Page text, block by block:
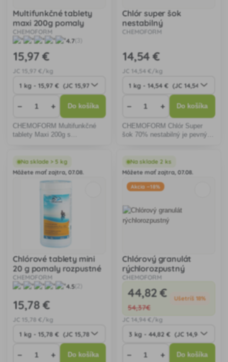
Multifunkčné tablety
maxi 200g pomaly
rozpustné
CHEMOFORM
4.7
15,97 €
15 ,97 €/kg
− + Do košíka
CHEMOFORM Multifunkčné
tablety Maxi 200g s
bazénovej vody.
Chlór super šok
nestabilný
CHEMOFORM
14,54 €
14 ,54 €/kg
− + Do košíka
CHEMOFORM Chlór Super
šok 70% nestabilný je pevný
Na sklade > 5 kg
Môžete mať zajtra, 07.08.
Chlórové tablety mini
20 g pomaly rozpustné
CHEMOFORM
4.5
15,78 €
15 ,78 €/kg
− + Do košíka
Na sklade 2 ks
Môžete mať zajtra, 07.08.
Akcia −18%
Chlórový granulát
rýchlorozpustný
CHEMOFORM
44,82 €
54,37€
Ušetríš 18%
14 ,94 €/kg
− + Do košíka